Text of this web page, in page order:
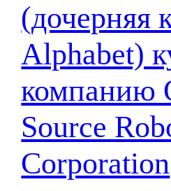
(дочерняя
Alphabet)
компанию
Source
Corporation